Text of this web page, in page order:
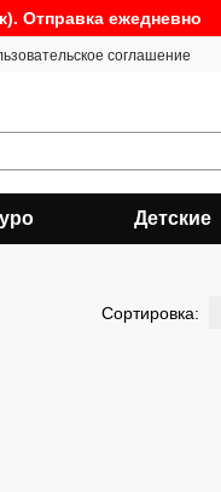
Отправка ежедневно
соглашение
Детские
Сортировка: